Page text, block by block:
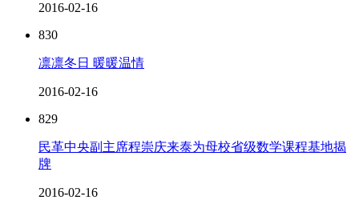
2016-02-16
830
凛凛冬日 暖暖温情
2016-02-16
829
民革中央副主席程崇庆来泰为母校省级数学课程基地揭
牌
2016-02-16